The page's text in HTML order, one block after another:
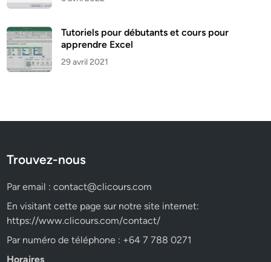
Tutoriels pour débutants et cours pour
apprendre Excel
29 avril 2021
Trouvez-nous
Par email :contact@clicours.com
En visitant cette page sur notre site internet:
https://www.clicours.com/contact/
Par numéro de téléphone : +64 7 788 0271
Horaires